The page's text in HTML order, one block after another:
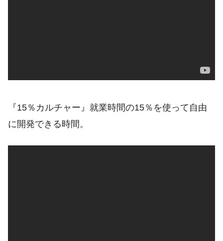
『15％カルチャー』就業時間の15％を使って自由
に開発できる時間。